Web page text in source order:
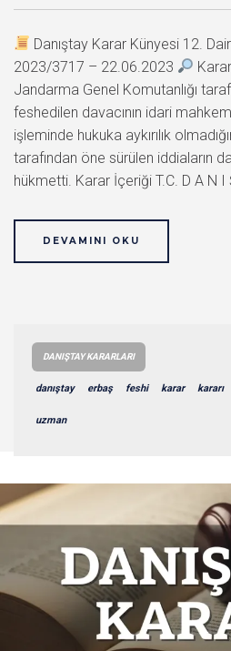
Danıştay Karar Künyesi 12.
2023/3717 – 22.06.2023
Jandarma Genel Komutanlığı
feshedilen davacının idari
işleminde hukuka aykırılık
tarafından öne sürülen iddiaların
hükmetti. Karar İçeriği T.C. D A N I
DEVAMINI OKU
DANIŞTAY KARARLARI
danıştay erbaş feshi karar kararı
uzman